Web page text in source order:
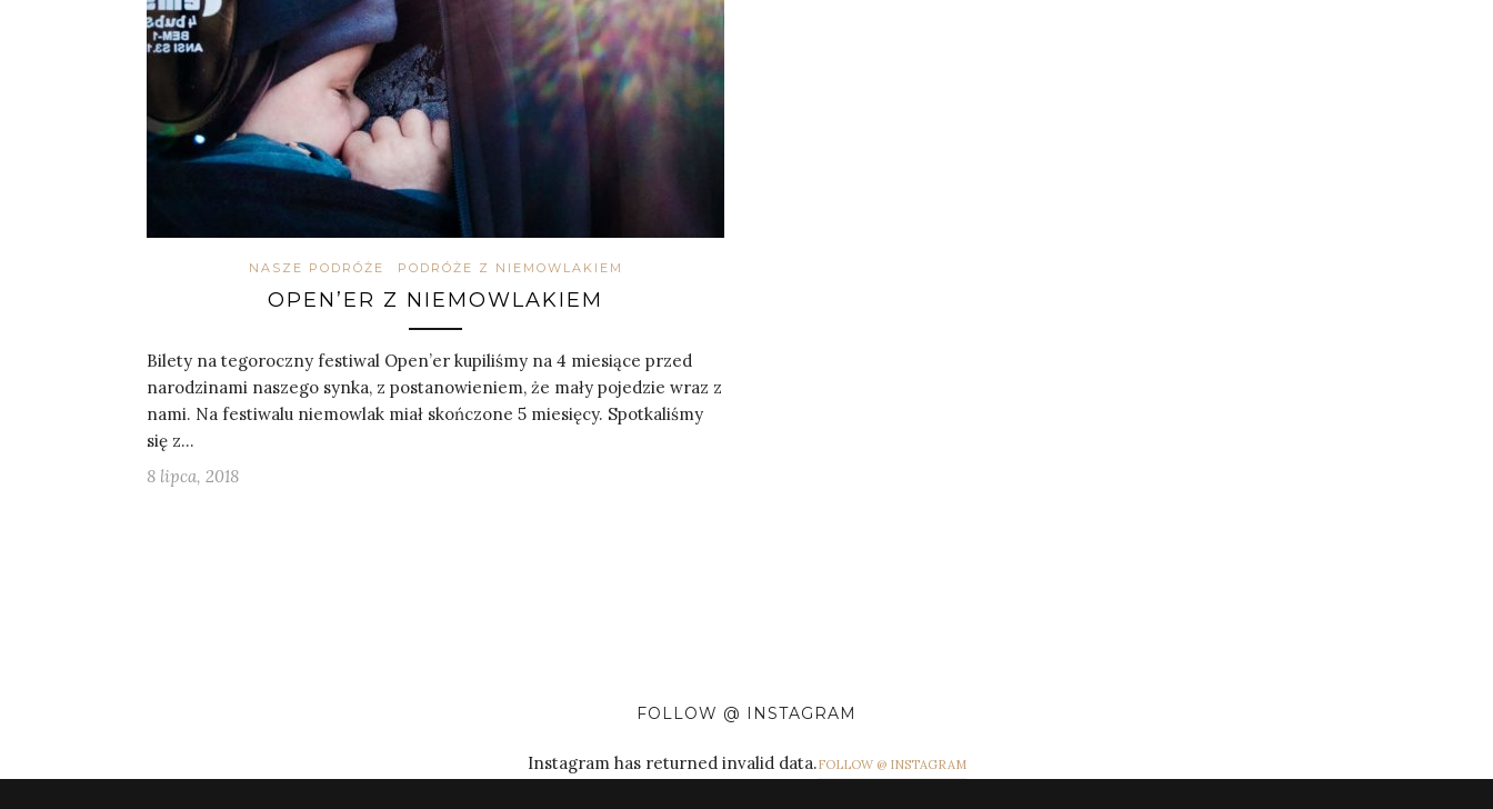
NASZE PODRÓŻE PODRÓŻE Z NIEMOWLAKIEM
OPEN’ER Z NIEMOWLAKIEM
Bilety na tegoroczny festiwal Open’er kupiliśmy na 4 miesiące przed
narodzinami naszego synka, z postanowieniem, że mały pojedzie wraz z
nami. Na festiwalu niemowlak miał skończone 5 miesięcy. Spotkaliśmy
się z…
8 lipca, 2018
FOLLOW @ INSTAGRAM
Instagram has returned invalid data.FOLLOW @ INSTAGRAM